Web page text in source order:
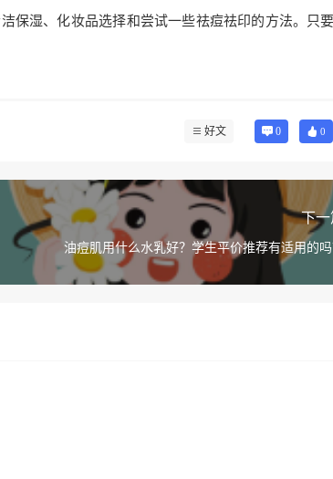
保湿、化妆品选择和尝试一些祛痘祛印的方法。只要
好文 0 0
下一
油痘肌用什么水乳好？学生平价推荐有适用的吗